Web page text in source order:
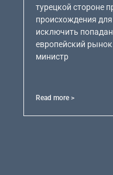
турецкой стороне
происхождения
исключить
европейский
министр
Read more >